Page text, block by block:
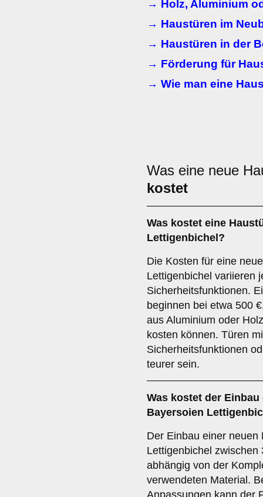
→ Holz, Aluminium
→ Haustüren im
→ Haustüren in der
→ Förderung für
→ Wie man eine
Was eine neue
kostet
Was kostet eine
Lettigenbichel?
Die Kosten für eine
Lettigenbichel variieren
Sicherheitsfunktionen.
beginnen bei etwa 500
aus Aluminium oder
kosten können. Türen
Sicherheitsfunktionen
teurer sein.
Was kostet der
Bayersoien
Der Einbau einer
Lettigenbichel
abhängig von der
verwendeten Material.
Anpassungen kann der